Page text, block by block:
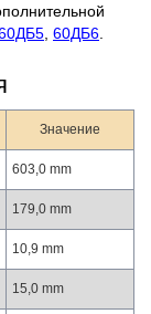
60ДБ6
Значение
603,0 mm
179,0 mm
10,9 mm
15,0 mm